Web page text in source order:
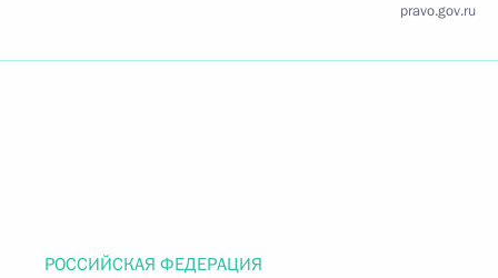
pravo.gov.ru
РОССИЙСКАЯ ФЕДЕРАЦИЯ